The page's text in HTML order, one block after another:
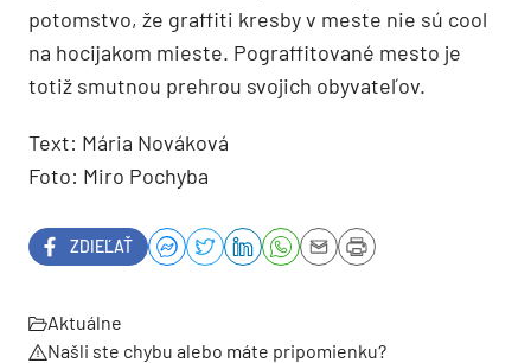
potomstvo, že graffiti kresby v meste nie sú cool
na hocijakom mieste. Pograffitované mesto je
totiž smutnou prehrou svojich obyvateľov.
Text: Mária Nováková
Foto: Miro Pochyba
ZDIEĽAŤ
Aktuálne
Našli ste chybu alebo máte pripomienku?